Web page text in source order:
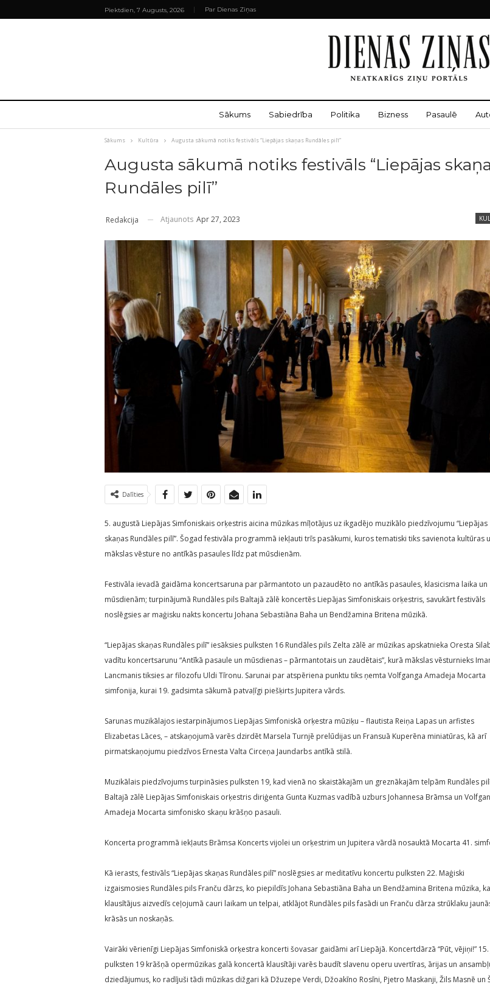
Piektdien, 7 Augusts, 2026 Par Dienas Ziņas
Sākums Sabiedrība Politika Bizness Pasaulē
Sākums Kultūra Augusta sākumā notiks festivāls “Liepājas skaņas Rundāles pilī”
Augusta sākumā notiks festivāls “Liepājas
Rundāles pilī”
Redakcija Atjaunots Apr 27, 2023
Dalīties
5. augustā Liepājas Simfoniskais orķestris aicina mūzikas mīļotājus uz ikgadējo muzikālo piedzīvojumu “Liepājas
skaņas Rundāles pilī”. Šogad festivāla programmā iekļauti trīs pasākumi, kuros tematiski tiks savienota kultūras
mākslas vēsture no antīkās pasaules līdz pat mūsdienām.
Festivāla ievadā gaidāma koncertsaruna par pārmantoto un pazaudēto no antīkās pasaules, klasicisma laika un
mūsdienām; turpinājumā Rundāles pils Baltajā zālē koncertēs Liepājas Simfoniskais orķestris, savukārt festivāls
noslēgsies ar maģisku nakts koncertu Johana Sebastiāna Baha un Bendžamina Britena mūzikā.
“Liepājas skaņas Rundāles pilī” iesāksies pulksten 16 Rundāles pils Zelta zālē ar mūzikas apskatnieka Oresta
vadītu koncertsarunu “Antīkā pasaule un mūsdienas – pārmantotais un zaudētais”, kurā mākslas vēsturnieks
Lancmanis tiksies ar filozofu Uldi Tīronu. Sarunai par atspēriena punktu tiks ņemta Volfganga Amadeja Mocarta
simfonija, kurai 19. gadsimta sākumā patvaļīgi piešķirts Jupitera vārds.
Sarunas muzikālajos iestarpinājumos Liepājas Simfoniskā orķestra mūziķu – flautista Reiņa Lapas un arfistes
Elizabetas Lāces, – atskaņojumā varēs dzirdēt Marsela Turnjē prelūdijas un Fransuā Kuperēna miniatūras, kā arī
pirmatskaņojumu piedzīvos Ernesta Valta Circeņa Jaundarbs antīkā stilā.
Muzikālais piedzīvojums turpināsies pulksten 19, kad vienā no skaistākajām un greznākajām telpām Rundāles
Baltajā zālē Liepājas Simfoniskais orķestris diriģenta Gunta Kuzmas vadībā uzburs Johannesa Brāmsa un
Amadeja Mocarta simfonisko skaņu krāšņo pasauli.
Koncerta programmā iekļauts Brāmsa Koncerts vijolei un orķestrim un Jupitera vārdā nosauktā Mocarta 41.
Kā ierasts, festivāls “Liepājas skaņas Rundāles pilī” noslēgsies ar meditatīvu koncertu pulksten 22. Maģiski
izgaismosies Rundāles pils Franču dārzs, ko piepildīs Johana Sebastiāna Baha un Bendžamina Britena mūzika,
klausītājus aizvedīs ceļojumā cauri laikam un telpai, atklājot Rundāles pils fasādi un Franču dārza strūklaku
krāsās un noskaņās.
Vairāki vērienīgi Liepājas Simfoniskā orķestra koncerti šovasar gaidāmi arī Liepājā. Koncertdārzā “Pūt, vējiņi!”
pulksten 19 krāšņā opermūzikas galā koncertā klausītāji varēs baudīt slavenu operu uvertīras, ārijas un
dziedājumus, ko radījuši tādi mūzikas dižgari kā Džuzepe Verdi, Džoakīno Rosīni, Pjetro Maskanji, Žils Masnē un